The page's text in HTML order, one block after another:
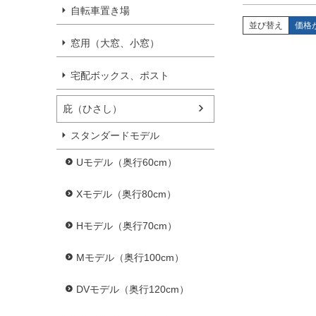
自転車置き場
窓用（大窓、小窓）
宅配ボックス、ポスト
庇（ひさし）
スタンダードモデル
Uモデル（奥行60cm）
Xモデル（奥行80cm）
Hモデル（奥行70cm）
Mモデル（奥行100cm）
DVモデル（奥行120cm）
並び替え 価格